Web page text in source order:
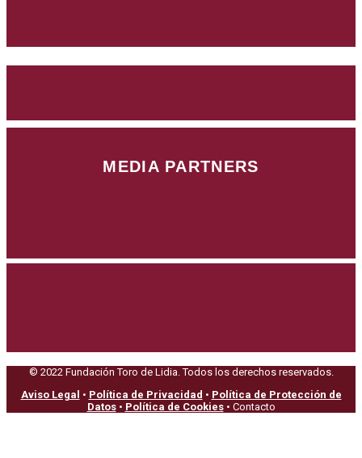
MEDIA PARTNERS
© 2022 Fundación Toro de Lidia. Todos los derechos reservados.
Aviso Legal • Política de Privacidad • Política de Protección de
Datos• Política de Cookies• Contacto